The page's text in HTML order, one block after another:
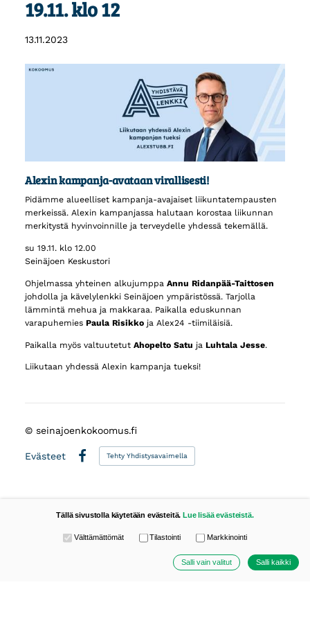
19.11. klo 12
13.11.2023
Alexin kampanja-avataan virallisesti!
Pidämme alueelliset kampanja-avajaiset liikuntatempausten
merkeissä. Alexin kampanjassa halutaan korostaa liikunnan
merkitystä hyvinvoinnille ja terveydelle yhdessä tekemällä.
su 19.11. klo 12.00
Seinäjoen Keskustori
Ohjelmassa yhteinen alkujumppa Annu Ridanpää-Taittosen
johdolla ja kävelylenkki Seinäjoen ympäristössä. Tarjolla
lämmintä mehua ja makkaraa. Paikalla eduskunnan
varapuhemies Paula Risikkoja Alex24 -tiimiläisiä.
Paikalla myös valtuutetutAhopelto Satu ja Luhtala Jesse.
Liikutaan yhdessä Alexin kampanja tueksi!
© seinajoenkokoomus.fi
Evästeet
Facebook
Tehty Yhdistysavaimella
Tällä sivustolla käytetään evästeitä.Lue lisää evästeistä.
Valitse käytettävät evästeet
Välttämättömät Tilastointi Markkinointi
Salli vain valitut Salli kaikki